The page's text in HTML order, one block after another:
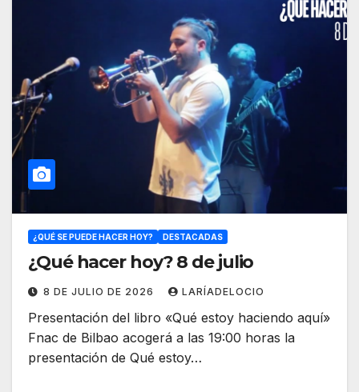
¿QUÉ SE PUEDE HACER HOY? DESTACADAS
¿Qué hacer hoy? 8 de julio
8 DE JULIO DE 2026 LARÍADELOCIO
Presentación del libro «Qué estoy haciendo aquí»
Fnac de Bilbao acogerá a las 19:00 horas la
presentación de Qué estoy…